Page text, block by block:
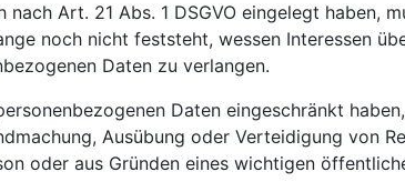
nach Art. 21 Abs. 1 DSGVO eingelegt haben,
noch nicht feststeht, wessen Interessen
Daten zu verlangen.
Daten eingeschränkt
Ausübung oder Verteidigung von
oder aus Gründen eines wichtigen